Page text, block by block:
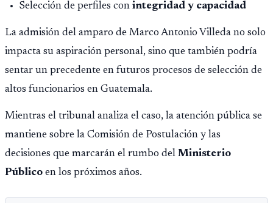
Selección de perfiles con integridad y capacidad
La admisión del amparo de Marco Antonio Villeda no solo
impacta su aspiración personal, sino que también podría
sentar un precedente en futuros procesos de selección de
altos funcionarios en Guatemala.
Mientras el tribunal analiza el caso, la atención pública se
mantiene sobre la Comisión de Postulación y las
decisiones que marcarán el rumbo del Ministerio
Público en los próximos años.